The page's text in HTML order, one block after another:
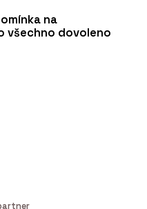
na
všechno dovoleno